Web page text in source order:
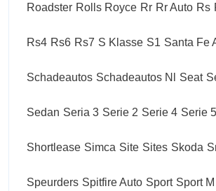
Roadster Rolls Royce Rr Rr Auto Rs
Rs4 Rs6 Rs7 S Klasse S1 Santa Fe
Schadeautos Schadeautos Nl Seat
Sedan Seria 3 Serie 2 Serie 4 Serie 5
Shortlease Simca Site Sites Skoda
Speurders Spitfire Auto Sport Sport M